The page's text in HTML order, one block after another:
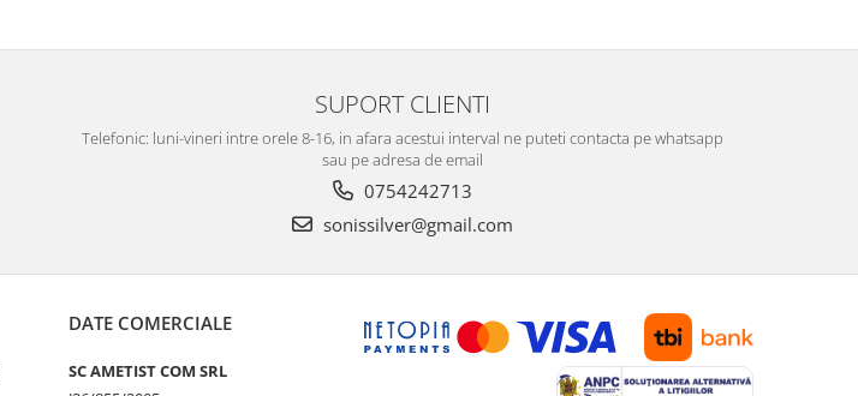
SUPORT CLIENTI
Telefonic: luni-vineri intre orele 8-16, in afara acestui interval ne puteti contacta pe whatsapp
sau pe adresa de email
0754242713
sonissilver@gmail.com
DATE COMERCIALE
SC AMETIST COM SRL